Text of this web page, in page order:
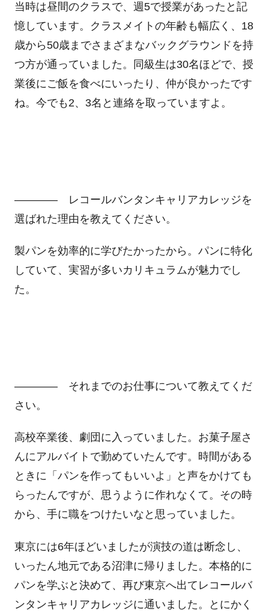
当時は昼間のクラスで、週5で授業があったと記
憶しています。クラスメイトの年齢も幅広く、18
歳から50歳までさまざまなバックグラウンドを持
つ方が通っていました。同級生は30名ほどで、授
業後にご飯を食べにいったり、仲が良かったです
ね。今でも2、3名と連絡を取っていますよ。
―――― レコールバンタンキャリアカレッジを
選ばれた理由を教えてください。
製パンを効率的に学びたかったから。パンに特化
していて、実習が多いカリキュラムが魅力でし
た。
―――― それまでのお仕事について教えてくだ
さい。
高校卒業後、劇団に入っていました。お菓子屋さ
んにアルバイトで勤めていたんです。時間がある
ときに「パンを作ってもいいよ」と声をかけても
らったんですが、思うように作れなくて。その時
から、手に職をつけたいなと思っていました。
東京には6年ほどいましたが演技の道は断念し、
いったん地元である沼津に帰りました。本格的に
パンを学ぶと決めて、再び東京へ出てレコールバ
ンタンキャリアカレッジに通いました。とにかく